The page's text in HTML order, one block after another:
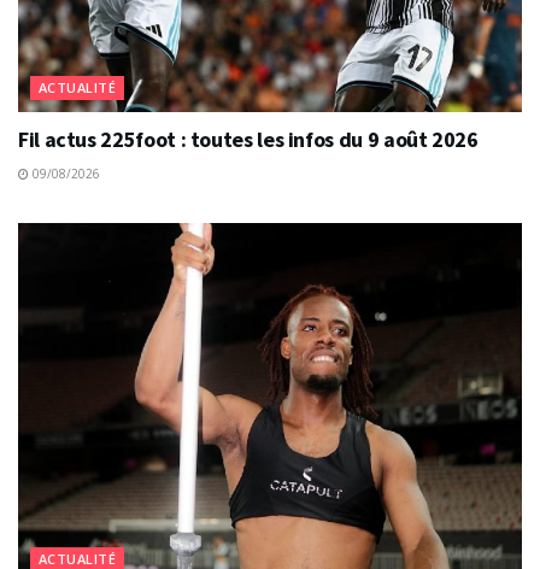
ACTUALITÉ
Fil actus 225foot : toutes les infos du 9 août 2026
09/08/2026
ACTUALITÉ